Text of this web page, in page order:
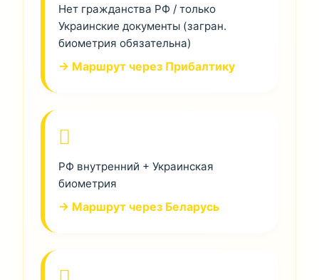
Нет гражданства РФ / только
Украинские документы (загран.
биометрия обязательна)
→ Маршрут через Прибалтику
РФ внутренний + Украинская
биометрия
→ Маршрут через Беларусь